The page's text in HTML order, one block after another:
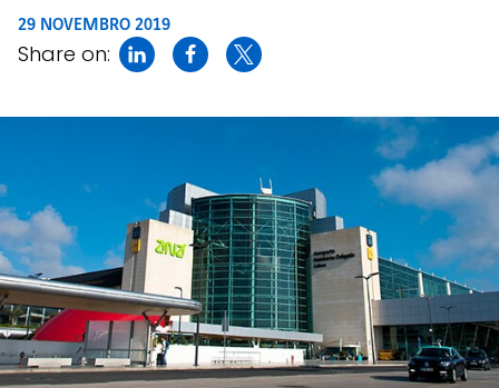
29 NOVEMBRO 2019
Share on: